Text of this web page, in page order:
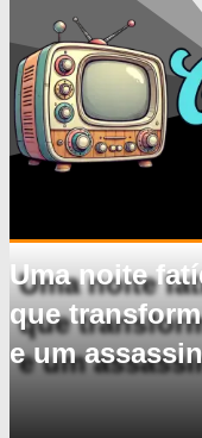
Uma noite
que
e um